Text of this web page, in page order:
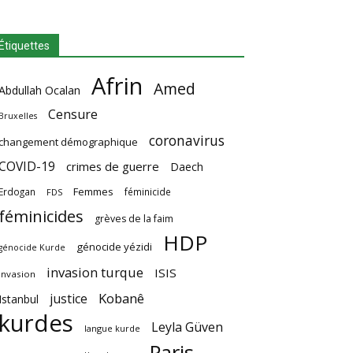
Ocalan Afrin Amed
Censure
démographique coronavirus
19 crimes de guerre Daech
FDS Femmes féminicide
grèves de la faim
Kurde génocide yézidi HDP
invasion turque ISIS
justice Kobanê
langue kurde Leyla Güven